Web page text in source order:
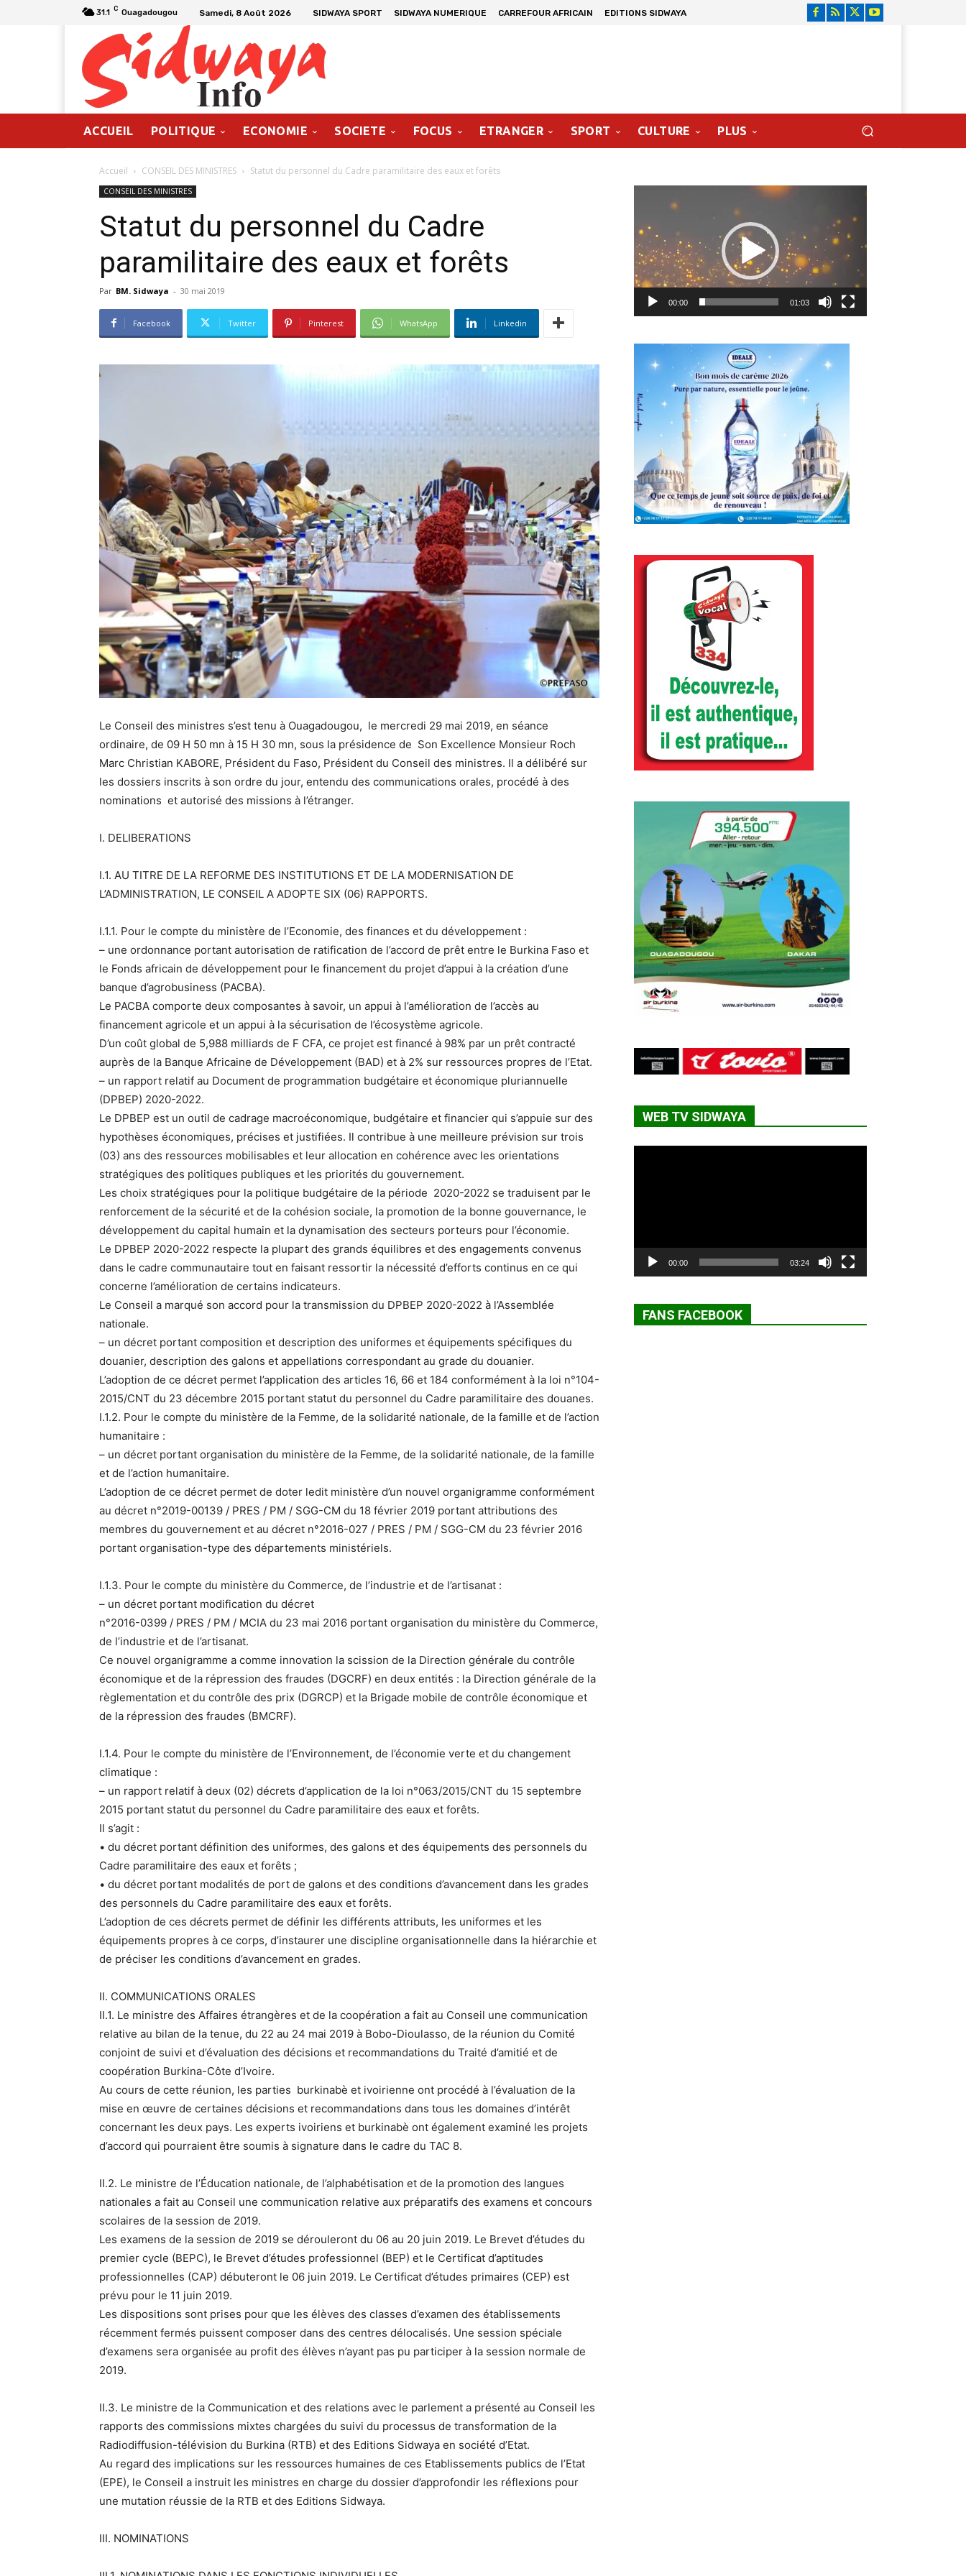
31.1 C Ouagadougou Samedi, 8 Août 2026 SIDWAYA SPORT SIDWAYA NUMERIQUE CARREFOUR AFRICAIN EDITIONS SIDWAYA
ACCUEIL POLITIQUE ECONOMIE SOCIETE FOCUS ETRANGER SPORT CULTURE PLUS
Accueil CONSEIL DES MINISTRES Statut du personnel du Cadre paramilitaire des eaux et forêts
CONSEIL DES MINISTRES
Statut du personnel du Cadre
paramilitaire des eaux et forêts
Par BM. Sidwaya - 30 mai 2019
Facebook Twitter Pinterest WhatsApp Linkedin
Le Conseil des ministres s’est tenu à Ouagadougou, le mercredi 29 mai 2019, en séance
ordinaire, de 09 H 50 mn à 15 H 30 mn, sous la présidence de Son Excellence Monsieur Roch
Marc Christian KABORE, Président du Faso, Président du Conseil des ministres. Il a délibéré sur
les dossiers inscrits à son ordre du jour, entendu des communications orales, procédé à des
nominations et autorisé des missions à l’étranger.
I. DELIBERATIONS
I.1. AU TITRE DE LA REFORME DES INSTITUTIONS ET DE LA MODERNISATION DE
L’ADMINISTRATION, LE CONSEIL A ADOPTE SIX (06) RAPPORTS.
I.1.1. Pour le compte du ministère de l’Economie, des finances et du développement :
– une ordonnance portant autorisation de ratification de l’accord de prêt entre le Burkina Faso et
le Fonds africain de développement pour le financement du projet d’appui à la création d’une
banque d’agrobusiness (PACBA).
Le PACBA comporte deux composantes à savoir, un appui à l’amélioration de l’accès au
financement agricole et un appui à la sécurisation de l’écosystème agricole.
D’un coût global de 5,988 milliards de F CFA, ce projet est financé à 98% par un prêt contracté
auprès de la Banque Africaine de Développement (BAD) et à 2% sur ressources propres de l’Etat.
– un rapport relatif au Document de programmation budgétaire et économique pluriannuelle
(DPBEP) 2020-2022.
Le DPBEP est un outil de cadrage macroéconomique, budgétaire et financier qui s’appuie sur des
hypothèses économiques, précises et justifiées. Il contribue à une meilleure prévision sur trois
(03) ans des ressources mobilisables et leur allocation en cohérence avec les orientations
stratégiques des politiques publiques et les priorités du gouvernement.
Les choix stratégiques pour la politique budgétaire de la période 2020-2022 se traduisent par le
renforcement de la sécurité et de la cohésion sociale, la promotion de la bonne gouvernance, le
développement du capital humain et la dynamisation des secteurs porteurs pour l’économie.
Le DPBEP 2020-2022 respecte la plupart des grands équilibres et des engagements convenus
dans le cadre communautaire tout en faisant ressortir la nécessité d’efforts continus en ce qui
concerne l’amélioration de certains indicateurs.
Le Conseil a marqué son accord pour la transmission du DPBEP 2020-2022 à l’Assemblée
nationale.
– un décret portant composition et description des uniformes et équipements spécifiques du
douanier, description des galons et appellations correspondant au grade du douanier.
L’adoption de ce décret permet l’application des articles 16, 66 et 184 conformément à la loi n°104-
2015/CNT du 23 décembre 2015 portant statut du personnel du Cadre paramilitaire des douanes.
I.1.2. Pour le compte du ministère de la Femme, de la solidarité nationale, de la famille et de l’action
humanitaire :
– un décret portant organisation du ministère de la Femme, de la solidarité nationale, de la famille
et de l’action humanitaire.
L’adoption de ce décret permet de doter ledit ministère d’un nouvel organigramme conformément
au décret n°2019-00139 / PRES / PM / SGG-CM du 18 février 2019 portant attributions des
membres du gouvernement et au décret n°2016-027 / PRES / PM / SGG-CM du 23 février 2016
portant organisation-type des départements ministériels.
I.1.3. Pour le compte du ministère du Commerce, de l’industrie et de l’artisanat :
– un décret portant modification du décret
n°2016-0399 / PRES / PM / MCIA du 23 mai 2016 portant organisation du ministère du Commerce,
de l’industrie et de l’artisanat.
Ce nouvel organigramme a comme innovation la scission de la Direction générale du contrôle
économique et de la répression des fraudes (DGCRF) en deux entités : la Direction générale de la
règlementation et du contrôle des prix (DGRCP) et la Brigade mobile de contrôle économique et
de la répression des fraudes (BMCRF).
I.1.4. Pour le compte du ministère de l’Environnement, de l’économie verte et du changement
climatique :
– un rapport relatif à deux (02) décrets d’application de la loi n°063/2015/CNT du 15 septembre
2015 portant statut du personnel du Cadre paramilitaire des eaux et forêts.
Il s’agit :
• du décret portant définition des uniformes, des galons et des équipements des personnels du
Cadre paramilitaire des eaux et forêts ;
• du décret portant modalités de port de galons et des conditions d’avancement dans les grades
des personnels du Cadre paramilitaire des eaux et forêts.
L’adoption de ces décrets permet de définir les différents attributs, les uniformes et les
équipements propres à ce corps, d’instaurer une discipline organisationnelle dans la hiérarchie et
de préciser les conditions d’avancement en grades.
II. COMMUNICATIONS ORALES
II.1. Le ministre des Affaires étrangères et de la coopération a fait au Conseil une communication
relative au bilan de la tenue, du 22 au 24 mai 2019 à Bobo-Dioulasso, de la réunion du Comité
conjoint de suivi et d’évaluation des décisions et recommandations du Traité d’amitié et de
coopération Burkina-Côte d’Ivoire.
Au cours de cette réunion, les parties burkinabè et ivoirienne ont procédé à l’évaluation de la
mise en œuvre de certaines décisions et recommandations dans tous les domaines d’intérêt
concernant les deux pays. Les experts ivoiriens et burkinabè ont également examiné les projets
d’accord qui pourraient être soumis à signature dans le cadre du TAC 8.
II.2. Le ministre de l’Éducation nationale, de l’alphabétisation et de la promotion des langues
nationales a fait au Conseil une communication relative aux préparatifs des examens et concours
scolaires de la session de 2019.
Les examens de la session de 2019 se dérouleront du 06 au 20 juin 2019. Le Brevet d’études du
premier cycle (BEPC), le Brevet d’études professionnel (BEP) et le Certificat d’aptitudes
professionnelles (CAP) débuteront le 06 juin 2019. Le Certificat d’études primaires (CEP) est
prévu pour le 11 juin 2019.
Les dispositions sont prises pour que les élèves des classes d’examen des établissements
récemment fermés puissent composer dans des centres délocalisés. Une session spéciale
d’examens sera organisée au profit des élèves n’ayant pas pu participer à la session normale de
2019.
II.3. Le ministre de la Communication et des relations avec le parlement a présenté au Conseil les
rapports des commissions mixtes chargées du suivi du processus de transformation de la
Radiodiffusion-télévision du Burkina (RTB) et des Editions Sidwaya en société d’Etat.
Au regard des implications sur les ressources humaines de ces Etablissements publics de l’Etat
(EPE), le Conseil a instruit les ministres en charge du dossier d’approfondir les réflexions pour
une mutation réussie de la RTB et des Editions Sidwaya.
III. NOMINATIONS
00:00 01:03
WEB TV SIDWAYA
00:00 03:24
FANS FACEBOOK